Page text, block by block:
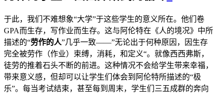
于此，我们不难想象“大学”于这些学生的意义所在。他们卷
GPA而生存，写作业而生存。这与阿伦特在《人的境况》中所
描述的“劳作的人”几乎一致——”无论出于何种原因，因生存
完全被劳作（作业）束缚，消耗，和定义“。就像西西弗斯，
徒劳的推着石头不断的前进。这种情况不会给学生带来幸福，
带来意义感，但却可以让学生们体会到阿伦特所描述的“极
乐”。每当考试结束，甚至每到周末，学生们三五成群的奔向